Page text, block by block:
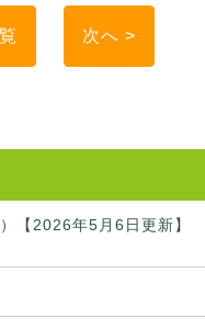
次へ >
【2026年5月6日更新】